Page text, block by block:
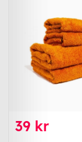
39 kr